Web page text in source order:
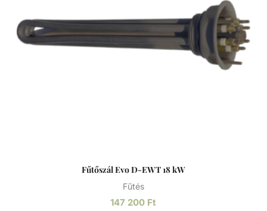
Fűtőszál Evo D-EWT 18 kW
Fűtés
147 200 Ft